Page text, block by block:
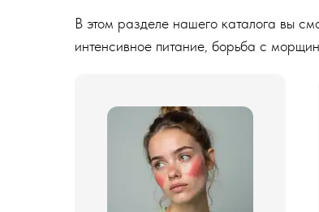
В этом разделе нашего каталога вы
интенсивное питание, борьба с